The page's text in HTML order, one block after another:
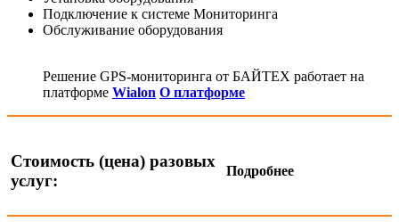
Подключение к системе Мониторинга
Обслуживание оборудования
Решение GPS-мониторинга от БАЙТЕХ работает на
платформе Wialon О платформе
Стоимость (цена) разовых
услуг:
Подробнее